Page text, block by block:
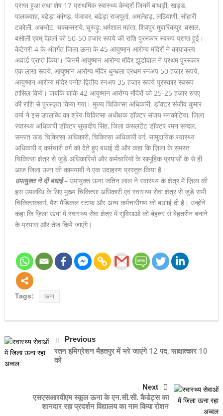
प्राप्त हुआ तथा शेष 17 प्राथमिक स्वास्थ्य केन्द्रों जिनमें बाथड़ी, खड्ड,
पालकवाह, बढेड़ा कांगड़, पंजावर, बढेड़ा राजपूतां, अमलेहड़, लठियाणी, सोहारी
टकोली, अकरोट, चक्कसराये, चुरुड़ु, धर्मशाल महंता, शिवपुर मुबारिकपुर, बसाल,
बसोली एवम् देहलां को 50-50 हजार रूपये की राशि पुरस्कार स्वरुप प्राप्त हुई।
केटेगरी-4 के अंतर्गत जिला ऊना के 45 आयुष्मान आरोग्य मंदिरों ने कायाकल्प
अवार्ड प्राप्त किया। जिनमें आयुष्मान आरोग्य मंदिर झूडोवाल ने प्रथम पुरस्कार
एक लाख रूपये, आयुष्मान आरोग्य मंदिर धुन्धला प्रथम रनअप 50 हजार रूपये,
आयुष्मान आरोग्य मंदिर पनोह द्वितीय रनअप 35 हजार रूपये पुरस्कार स्वरूप
हासिल किये। जबकि बाकि 42 आयुष्मान आरोग्य मंदिरों को 25-25 हजार रुपए
की राशि से पुरस्कृत किया गया। मुख्य चिकित्सा अधिकारी, डॉक्टर संजीव कुमार
वर्मा ने इस उपलब्धि का श्रेय चिकित्सा अधीक्षक डॉक्टर संजय मनकोटिया, जिला
स्वास्थ्य अधिकारी डॉक्टर सुखदीप सिंह, जिला कंसलटेंट डॉक्टर रमन सन्दल,
समस्त खंड चिकित्सा अधिकारी, चिकित्सा अधिकारी वर्ग, सामुदायिक स्वास्थ्य
अधिकारी व् कर्मचारी वर्ग को देते हुए बधाई दी और कहा कि ज़िला के समस्त
चिकित्सा क्षेत्र से जुड़े अधिकारियों और कर्मचारियों के सामूहिक प्रयासों के से ही
आज जिला ऊना की कामयाबी ने एक उदाहरण प्रस्तुत किया है।
उपायुक्त ने दी बधाई – उपायुक्त ऊना जतिन लाल ने स्वास्थ्य के क्षेत्र में ज़िला की
इस उपलब्धि के लिए मुख्य चिकित्सा अधिकारी एवं स्वास्थ्य सेवा क्षेत्र से जुड़े सभी
चिकित्सकवर्ग, पैरा मैडिकल स्टाफ और अन्य कर्मचारीगण को बधााई दी है। उन्होंने
कहा कि ज़िला ऊना में स्वास्थ्य सेवा क्षेत्र में सुविधाओं को बेहतर से बेहतरीन बनाने
के प्रयास और तेज किये जाएंगे।
Tags: ऊना
Previous
रतन इमिग्रेशन मैहतपुर में भरे जाएंगे 12 पद, साक्षात्कार 10
को
Next
एसएसआरवीएम स्कूल ऊना के एन.सी.सी. कैडेट्स का
शानदार रहा प्रदर्शन विद्यालय का नाम किया रोशन